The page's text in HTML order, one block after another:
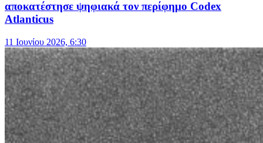
αποκατέστησε ψηφιακά τον περίφημο Codex
Atlanticus
11 Ιουνίου 2026, 6:30